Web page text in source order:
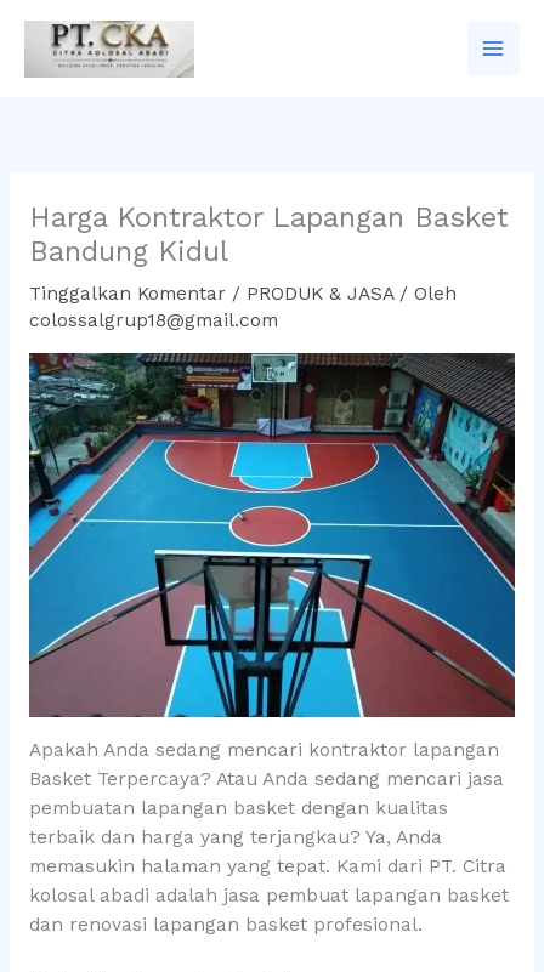
konten
Harga Kontraktor Lapangan Basket
Bandung Kidul
Tinggalkan Komentar / PRODUK & JASA/ Oleh
colossalgrup18@gmail.com
Apakah Anda sedang mencari kontraktor lapangan
Basket Terpercaya? Atau Anda sedang mencari jasa
pembuatan lapangan basket dengan kualitas
terbaik dan harga yang terjangkau? Ya, Anda
memasukin halaman yang tepat. Kami dari PT. Citra
kolosal abadi adalah jasa pembuat lapangan basket
dan renovasi lapangan basket profesional.